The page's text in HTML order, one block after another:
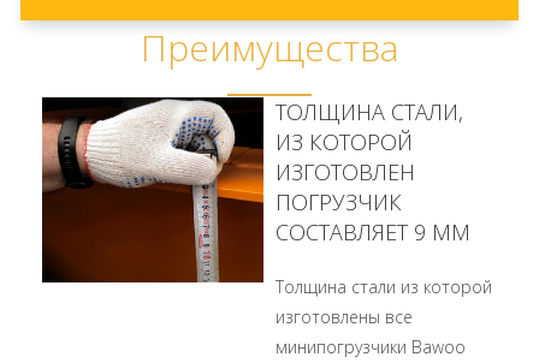
Преимущества
ТОЛЩИНА СТАЛИ,
ИЗ КОТОРОЙ
ИЗГОТОВЛЕН
ПОГРУЗЧИК
СОСТАВЛЯЕТ 9 ММ
Толщина стали из которой
изготовлены все
минипогрузчики Bawoo